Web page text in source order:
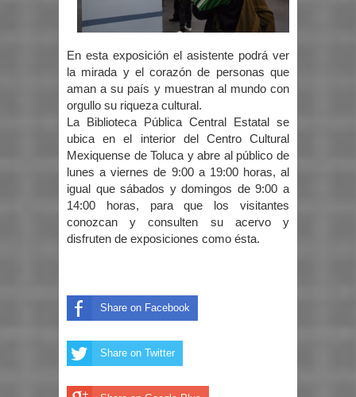
En esta exposición el asistente podrá ver
la mirada y el corazón de personas que
aman a su país y muestran al mundo con
orgullo su riqueza cultural.
La Biblioteca Pública Central Estatal se
ubica en el interior del Centro Cultural
Mexiquense de Toluca y abre al público de
lunes a viernes de 9:00 a 19:00 horas, al
igual que sábados y domingos de 9:00 a
14:00 horas, para que los visitantes
conozcan y consulten su acervo y
disfruten de exposiciones como ésta.
Share on Facebook
Share on Twitter